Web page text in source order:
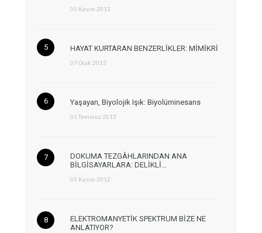
05 Kasım 2012
HAYAT KURTARAN BENZERLİKLER: MİMİKRİ
07 Ocak 2013
Yaşayan, Biyolojik Işık: Biyolüminesans
01 Temmuz 2013
DOKUMA TEZGÂHLARINDAN ANA
BİLGİSAYARLARA: DELİKLİ…
05 Kasım 2012
ELEKTROMANYETİK SPEKTRUM BİZE NE
ANLATIYOR?